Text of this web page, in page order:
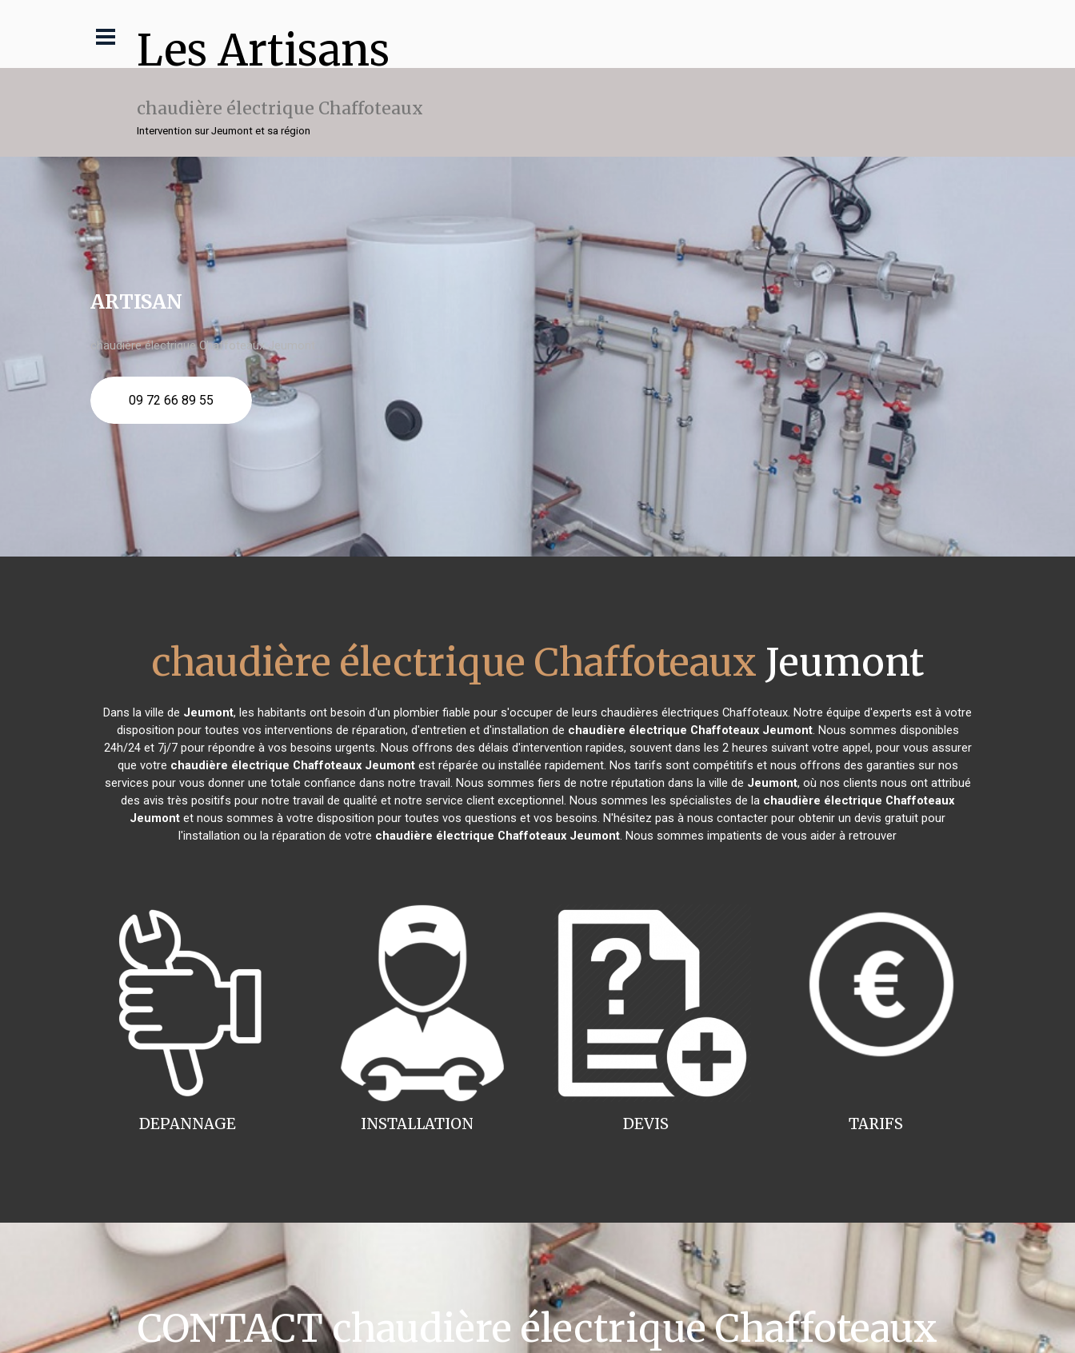
Les Artisans
chaudière électrique Chaffoteaux
Intervention sur Jeumont et sa région
ARTISAN
chaudière électrique Chaffoteaux Jeumont
09 72 66 89 55
chaudière électrique Chaffoteaux Jeumont
Dans la ville de Jeumont, les habitants ont besoin d'un plombier fiable pour s'occuper de leurs chaudières électriques Chaffoteaux. Notre équipe d'experts est à votre
disposition pour toutes vos interventions de réparation, d'entretien et d'installation de chaudière électrique Chaffoteaux Jeumont. Nous sommes disponibles
24h/24 et 7j/7 pour répondre à vos besoins urgents. Nous offrons des délais d'intervention rapides, souvent dans les 2 heures suivant votre appel, pour vous assurer
que votre chaudière électrique Chaffoteaux Jeumontest réparée ou installée rapidement. Nos tarifs sont compétitifs et nous offrons des garanties sur nos
services pour vous donner une totale confiance dans notre travail. Nous sommes fiers de notre réputation dans la ville de Jeumont, où nos clients nous ont attribué
des avis très positifs pour notre travail de qualité et notre service client exceptionnel. Nous sommes les spécialistes de la chaudière électrique Chaffoteaux
Jeumont et nous sommes à votre disposition pour toutes vos questions et vos besoins. N'hésitez pas à nous contacter pour obtenir un devis gratuit pour
l'installation ou la réparation de votre chaudière électrique Chaffoteaux Jeumont. Nous sommes impatients de vous aider à retrouver
INSTALLATION
DEPANNAGE TARIFS
DEVIS
CONTACT chaudière électrique Chaffoteaux